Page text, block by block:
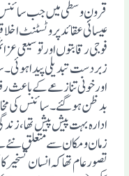
قرونِ وسطی میں جب سائنس
عیسائی عقائد پروٹسٹنٹ
فوجی رقابتوں اور توسیعی
زبردست تبدیلی پیدا
اور خونی تنازعے کے باعث
بد ظن ہوگئے۔ سائنس کی
ادارہ بہت پیش پیش تھا،
زمان و مکان سے متعلق
تصور عام تھا کہ انسان